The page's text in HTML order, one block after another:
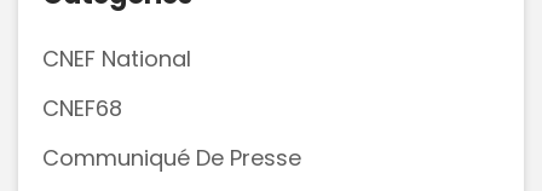
CNEF National
CNEF68
Communiqué De Presse